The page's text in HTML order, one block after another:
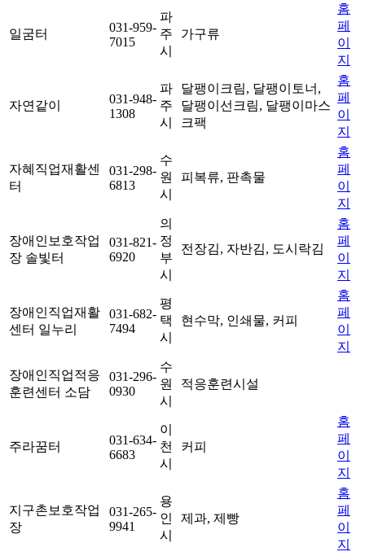
일굼터
031-959-
7015
파
주
시
가구류
홈
페
이
지
자연같이
031-948-
1308
파
주
시
달팽이크림, 달팽이토너,
달팽이선크림, 달팽이마스
크팩
홈
페
이
지
자혜직업재활센
터
031-298-
6813
수
원
시
피복류, 판촉물
홈
페
이
지
장애인보호작업
장 솔빛터
031-821-
6920
의
정
부
시
전장김, 자반김, 도시락김
홈
페
이
지
장애인직업재활
센터 일누리
031-682-
7494
평
택
시
현수막, 인쇄물, 커피
홈
페
이
지
장애인직업적응
훈련센터 소담
031-296-
0930
수
원
시
적응훈련시설
주라꿈터
031-634-
6683
이
천
시
커피
홈
페
이
지
지구촌보호작업
장
031-265-
9941
용
인
시
제과, 제빵
홈
페
이
지